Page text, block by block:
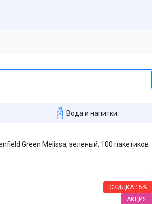
Вода и напитки
Green Melissa, зеленый, 100 пакетиков
СКИДКА 15%
АКЦИЯ